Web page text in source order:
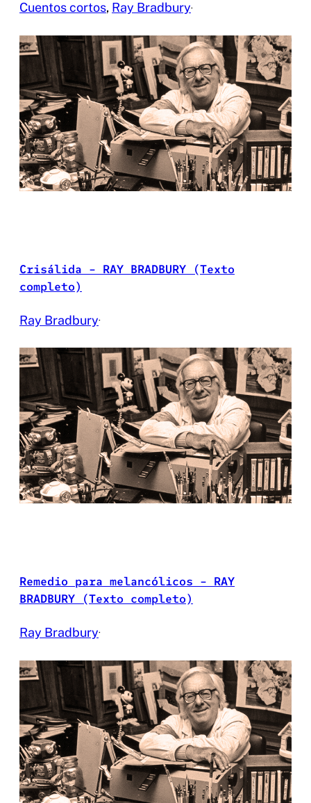
Cuentos cortos, Ray Bradbury·
Crisálida – RAY BRADBURY (Texto
completo)
Ray Bradbury·
Remedio para melancólicos – RAY
BRADBURY (Texto completo)
Ray Bradbury·